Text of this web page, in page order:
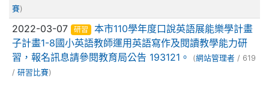
賽)
2022-03-07 研習
本市110學年度口說英語展能樂學計畫
子計畫1-8國小英語教師運用英語寫作及閱讀教學能力研
習，報名訊息請參閱教育局公告 193121。
(網站管理者 / 619
/ 研習比賽)